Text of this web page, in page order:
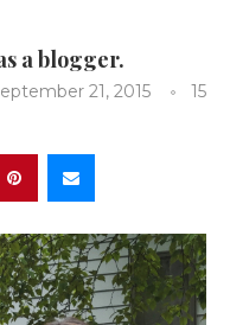
a blogger.
21, 2015
15